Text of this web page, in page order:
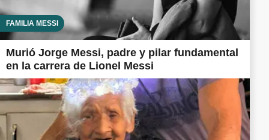
FAMILIA MESSI
Murió Jorge Messi, padre y pilar fundamental
en la carrera de Lionel Messi